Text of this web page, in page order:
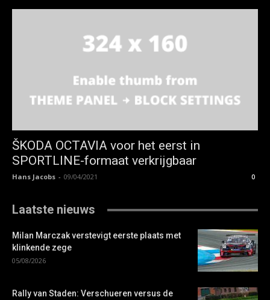
ŠKODA OCTAVIA voor het eerst in
SPORTLINE-formaat verkrijgbaar
Hans Jacobs - 09/04/2021 0
Laatste nieuws
Milan Marczak verstevigt eerste plaats met
klinkende zege
05/08/2026
Rally van Staden: Verschueren versus de